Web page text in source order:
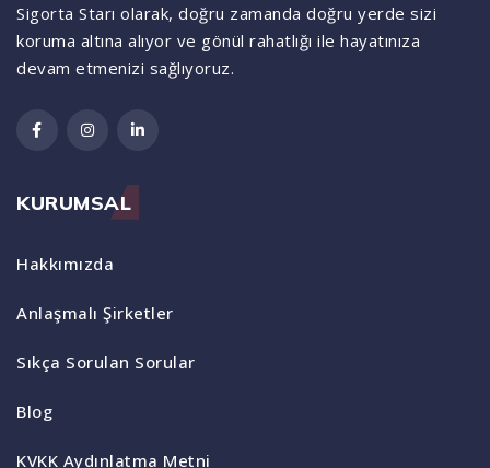
Sigorta Starı olarak, doğru zamanda doğru yerde sizi
koruma altına alıyor ve gönül rahatlığı ile hayatınıza
devam etmenizi sağlıyoruz.
KURUMSAL
Hakkımızda
Anlaşmalı Şirketler
Sıkça Sorulan Sorular
Blog
KVKK Aydınlatma Metni